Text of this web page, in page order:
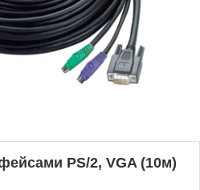
PS/2, VGA (10м)